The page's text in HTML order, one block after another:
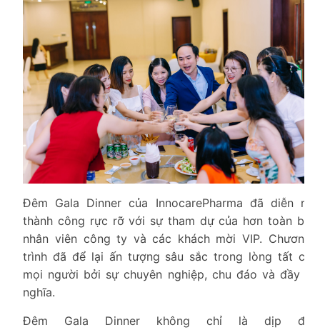
Đêm Gala Dinner của InnocarePharma đã diễn ra
thành công rực rỡ với sự tham dự của hơn toàn bộ
nhân viên công ty và các khách mời VIP. Chương
trình đã để lại ấn tượng sâu sắc trong lòng tất cả
mọi người bởi sự chuyên nghiệp, chu đáo và đầy ý
nghĩa.
Đêm Gala Dinner không chỉ là dịp để